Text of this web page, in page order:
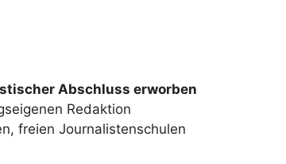
Abschluss erworben
Redaktion
freien Journalistenschulen